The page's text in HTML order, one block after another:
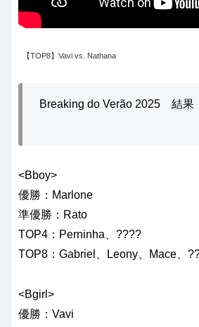
【TOP8】Vavi vs. Nathana
Breaking do Verão 2025 結果
<Bboy>
優勝：Marlone
準優勝：Rato
TOP4：Perninha、????
TOP8：Gabriel、Leony、Mace、
<Bgirl>
優勝：Vavi